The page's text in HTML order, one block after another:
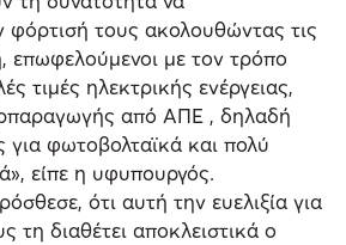
τους ακολουθώντας τις
επωφελούμενοι με τον τρόπο
τιμές ηλεκτρικής ενέργειας,
από ΑΠΕ , δηλαδή
για φωτοβολταϊκά και πολύ
είπε η υφυπουργός.
ότι αυτή την ευελιξία για
τη διαθέτει αποκλειστικά ο